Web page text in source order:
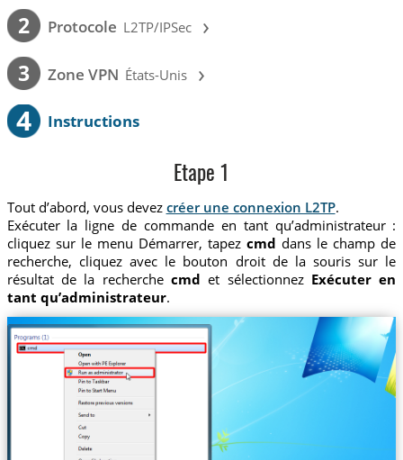
2 Protocole L2TP/IPSec ›
3 Zone VPN États-Unis ›
4 Instructions
Etape 1
Tout d’abord, vous devez créer une connexion L2TP.
Exécuter la ligne de commande en tant qu’administrateur :
cliquez sur le menu Démarrer, tapezcmd dans le champ de
recherche, cliquez avec le bouton droit de la souris sur le
résultat de la recherche cmd et sélectionnez Exécuter en
tant qu’administrateur.